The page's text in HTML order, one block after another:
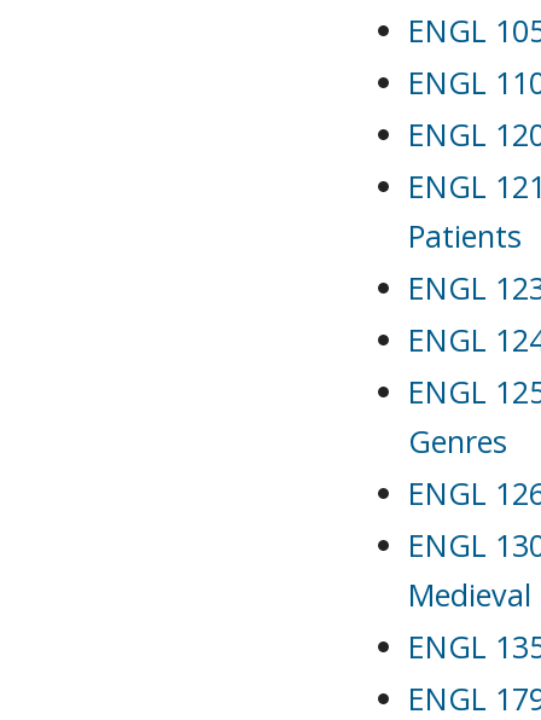
ENGL
ENGL
ENGL
ENGL
Patients
ENGL
ENGL
ENGL
Genres
ENGL
ENGL
ENGL
ENGL